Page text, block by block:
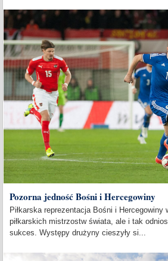
Pozorna jedność Bośni i Hercegowiny
Piłkarska reprezentacja Bośni i Hercegowiny
piłkarskich mistrzostw świata, ale i tak
sukces. Występy drużyny cieszyły si...